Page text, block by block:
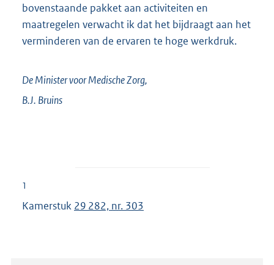
bovenstaande pakket aan activiteiten en
maatregelen verwacht ik dat het bijdraagt aan het
verminderen van de ervaren te hoge werkdruk.
De Minister voor Medische Zorg,
B.J. Bruins
1
Kamerstuk 29 282, nr. 303